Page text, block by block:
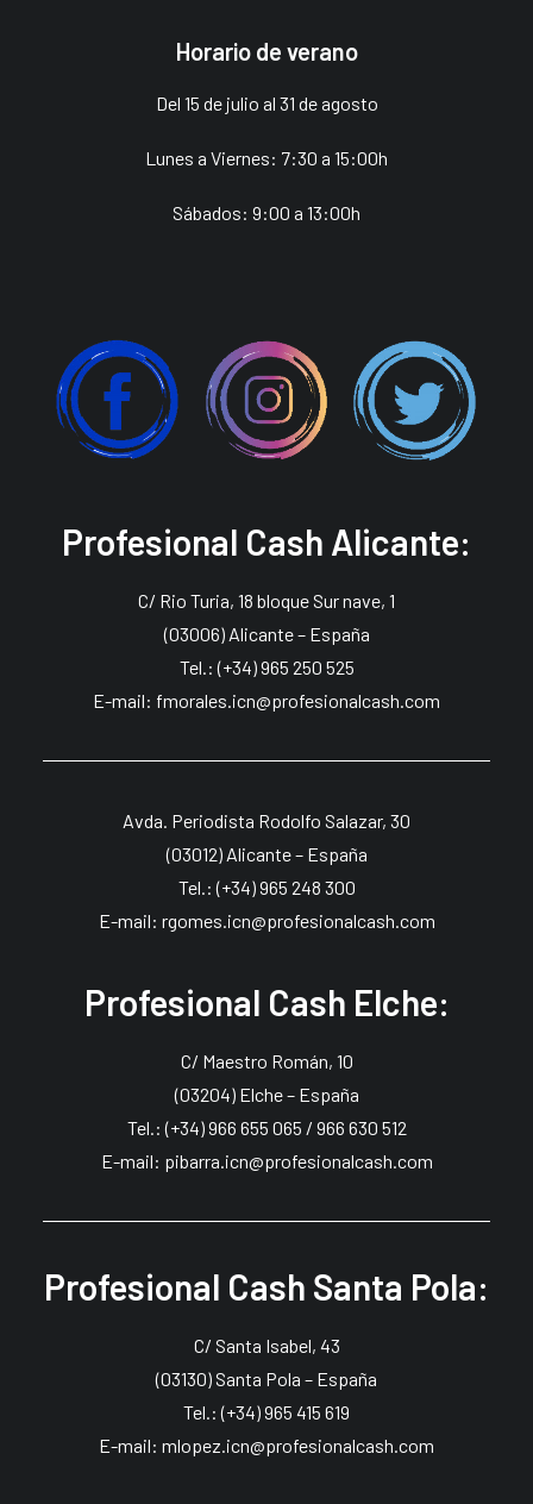
Horario de verano
Del 15 de julio al 31 de agosto
Lunes a Viernes: 7:30 a 15:00h
Sábados: 9:00 a 13:00h
Profesional Cash Alicante:
C/ Rio Turia, 18 bloque Sur nave, 1
(03006) Alicante – España
Tel.: (+34) 965 250 525
E-mail: fmorales.icn@profesionalcash.com
Avda. Periodista Rodolfo Salazar, 30
(03012) Alicante – España
Tel.: (+34) 965 248 300
E-mail: rgomes.icn@profesionalcash.com
Profesional Cash Elche:
C/ Maestro Román, 10
(03204) Elche – España
Tel.: (+34) 966 655 065 / 966 630 512
E-mail: pibarra.icn@profesionalcash.com
Profesional Cash Santa Pola:
C/ Santa Isabel, 43
(03130) Santa Pola – España
Tel.: (+34) 965 415 619
E-mail: mlopez.icn@profesionalcash.com